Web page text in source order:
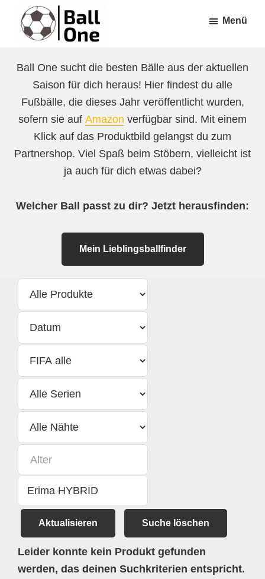
Inhalt
springen
Fußzeile
springen
One
Fußball!
Menü
Ball One sucht die besten Bälle aus der aktuellen
Saison für dich heraus! Hier findest du alle
Fußbälle, die dieses Jahr veröffentlicht wurden,
sofern sie auf Amazon verfügbar sind. Mit einem
Klick auf das Produktbild gelangst du zum
Partnershop. Viel Spaß beim Stöbern, vielleicht ist
ja auch für dich etwas dabei?
Welcher Ball passt zu dir? Jetzt herausfinden:
Mein Lieblingsballfinder
Aktualisieren Suche löschen
Leider konnte kein Produkt gefunden
werden, das deinen Suchkriterien entspricht.